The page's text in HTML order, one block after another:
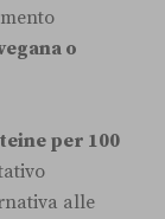
o
per 100
alle